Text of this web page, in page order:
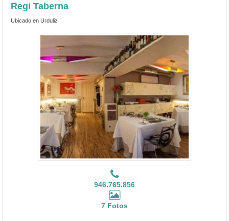
Regi Taberna
Ubicado en Urduliz
946.765.856
7 Fotos